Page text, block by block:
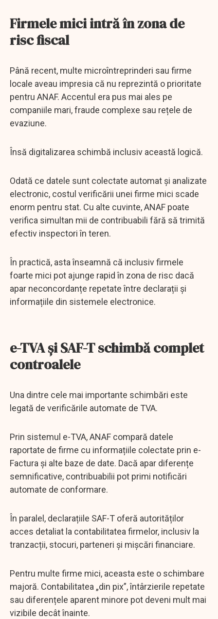
Firmele mici intră în zona de
risc fiscal
Până recent, multe microîntreprinderi sau firme
locale aveau impresia că nu reprezintă o prioritate
pentru ANAF. Accentul era pus mai ales pe
companiile mari, fraude complexe sau rețele de
evaziune.
Însă digitalizarea schimbă inclusiv această logică.
Odată ce datele sunt colectate automat și analizate
electronic, costul verificării unei firme mici scade
enorm pentru stat. Cu alte cuvinte, ANAF poate
verifica simultan mii de contribuabili fără să trimită
efectiv inspectori în teren.
În practică, asta înseamnă că inclusiv firmele
foarte mici pot ajunge rapid în zona de risc dacă
apar neconcordanțe repetate între declarații și
informațiile din sistemele electronice.
e-TVA și SAF-T schimbă complet
controalele
Una dintre cele mai importante schimbări este
legată de verificările automate de TVA.
Prin sistemul e-TVA, ANAF compară datele
raportate de firme cu informațiile colectate prin e-
Factura și alte baze de date. Dacă apar diferențe
semnificative, contribuabilii pot primi notificări
automate de conformare.
În paralel, declarațiile SAF-T oferă autorităților
acces detaliat la contabilitatea firmelor, inclusiv la
tranzacții, stocuri, parteneri și mișcări financiare.
Pentru multe firme mici, aceasta este o schimbare
majoră. Contabilitatea „din pix”, întârzierile repetate
sau diferențele aparent minore pot deveni mult mai
vizibile decât înainte.